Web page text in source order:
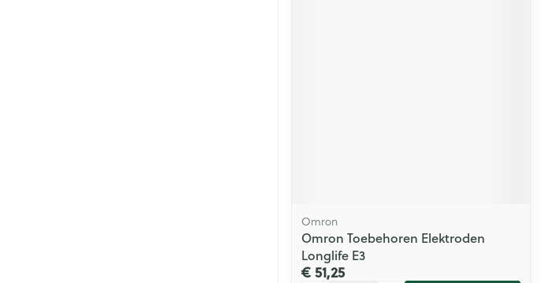
Omron
Omron Toebehoren Elektroden
Longlife E3
€ 51,25